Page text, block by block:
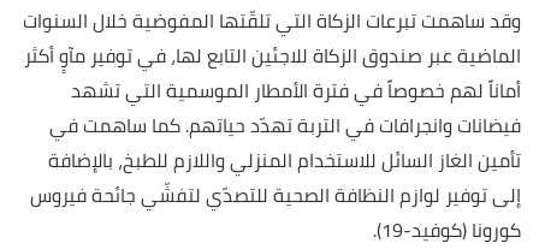
وقد ساهمت تبرعات الزكاة التي تلقّتها المفوضية خلال السنوات
الماضية عبر صندوق الزكاة للاجئين التابع لها، في توفير مآوٍ أكثر
أماناً لهم خصوصاً في فترة الأمطار الموسمية التي تشهد
فيضانات وانجرافات في التربة تهدّد حياتهم. كما ساهمت في
تأمين الغاز السائل للاستخدام المنزلي واللازم للطبخ، بالإضافة
إلى توفير لوازم النظافة الصحية للتصدّي لتفشّي جائحة فيروس
كورونا (كوفيد-19).